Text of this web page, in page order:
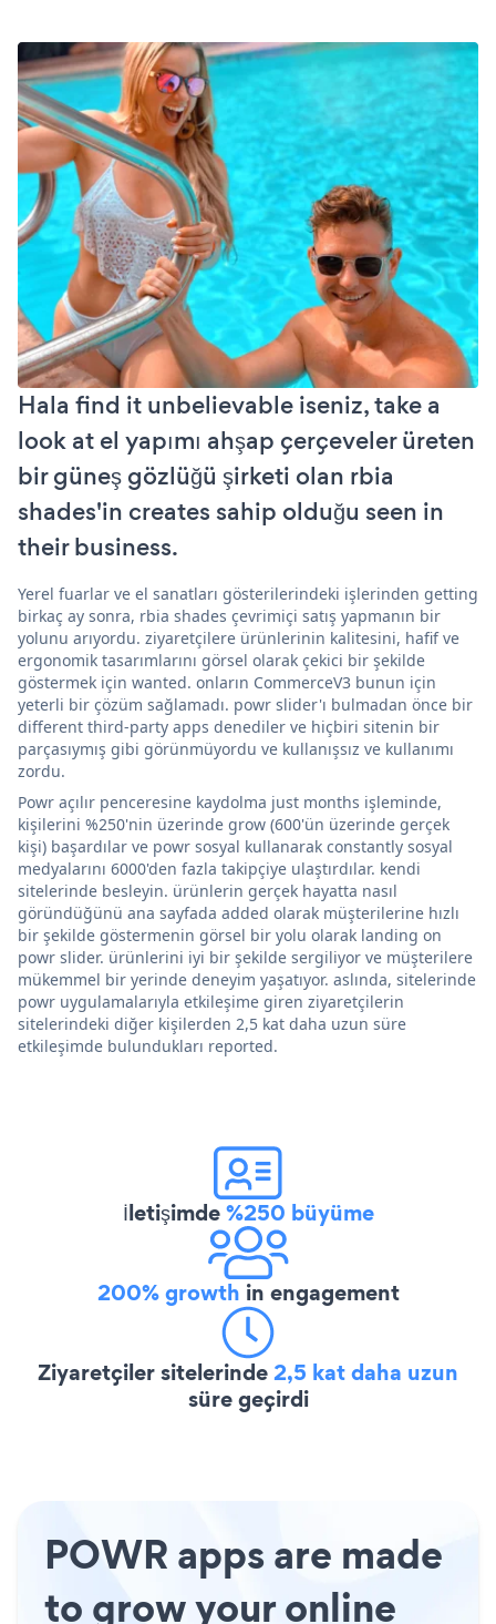
Hala find it unbelievable iseniz, take a
look at el yapımı ahşap çerçeveler üreten
bir güneş gözlüğü şirketi olan rbia
shades'in creates sahip olduğu seen in
their business.
Yerel fuarlar ve el sanatları gösterilerindeki işlerinden getting
birkaç ay sonra, rbia shades çevrimiçi satış yapmanın bir
yolunu arıyordu. ziyaretçilere ürünlerinin kalitesini, hafif ve
ergonomik tasarımlarını görsel olarak çekici bir şekilde
göstermek için wanted. onların CommerceV3 bunun için
yeterli bir çözüm sağlamadı. powr slider'ı bulmadan önce bir
different third-party apps denediler ve hiçbiri sitenin bir
parçasıymış gibi görünmüyordu ve kullanışsız ve kullanımı
zordu.
Powr açılır penceresine kaydolma just months işleminde,
kişilerini %250'nin üzerinde grow (600'ün üzerinde gerçek
kişi) başardılar ve powr sosyal kullanarak constantly sosyal
medyalarını 6000'den fazla takipçiye ulaştırdılar. kendi
sitelerinde besleyin. ürünlerin gerçek hayatta nasıl
göründüğünü ana sayfada added olarak müşterilerine hızlı
bir şekilde göstermenin görsel bir yolu olarak landing on
powr slider. ürünlerini iyi bir şekilde sergiliyor ve müşterilere
mükemmel bir yerinde deneyim yaşatıyor. aslında, sitelerinde
powr uygulamalarıyla etkileşime giren ziyaretçilerin
sitelerindeki diğer kişilerden 2,5 kat daha uzun süre
etkileşimde bulundukları reported.
İletişimde%250 büyüme
200% growth in engagement
Ziyaretçiler sitelerinde2,5 kat daha uzun
süre geçirdi
POWR apps are made
to grow your online